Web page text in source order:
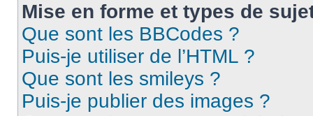
Mise en forme et types de
Que sont les BBCodes ?
Puis-je utiliser de l’HTML ?
Que sont les smileys ?
Puis-je publier des images ?